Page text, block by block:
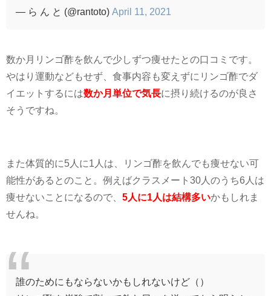
やはり運動などもせず、食事内容も変えずにリンゴ酢でダ
イエットするには 数か月単位で気長に摂り続けるのが良さ
そうですね。
能性があるとのこと。例えばクラスメート30 人のうち 6 人は
痩せないことになるので、5人に1人は結構多いかもしれま
せんね。
誰のためにもならないかもしれないけど（）